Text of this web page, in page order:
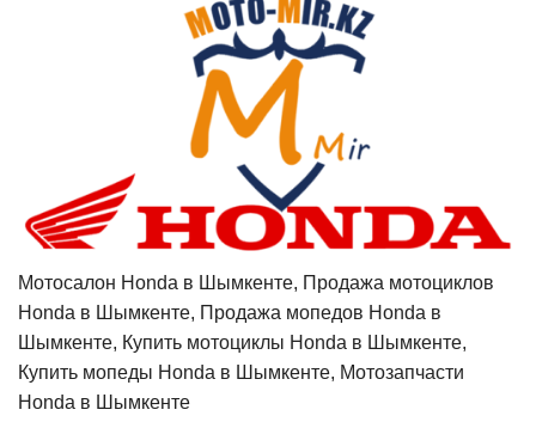
Мотосалон Honda в Шымкенте, Продажа мотоциклов
Honda в Шымкенте, Продажа мопедов Honda в
Шымкенте, Купить мотоциклы Honda в Шымкенте,
Купить мопеды Honda в Шымкенте, Мотозапчасти
Honda в Шымкенте